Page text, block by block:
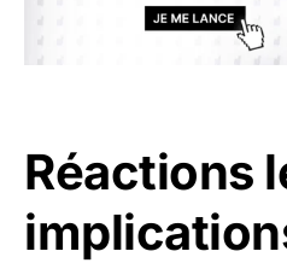
Réactions